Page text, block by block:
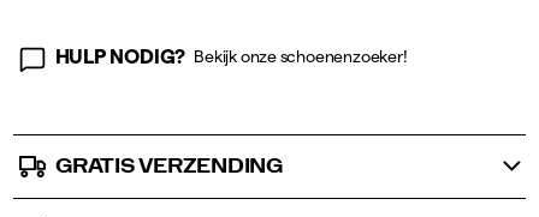
HULP NODIG? Bekijk onze schoenenzoeker!
GRATIS VERZENDING